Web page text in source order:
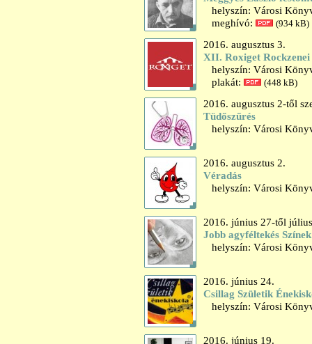
helyszín: Városi
meghívó:
(934 kB)
2016. augusztus 3.
XII. Roxiget Rockzenei
helyszín: Városi
plakát:
(448 kB)
2016. augusztus 2-től
Tüdőszűrés
helyszín: Városi
2016. augusztus 2.
Véradás
helyszín: Városi
2016. június 27-től
Jobb agyféltekés
helyszín: Városi
2016. június 24.
Csillag Születik
helyszín: Városi
2016. június 19.